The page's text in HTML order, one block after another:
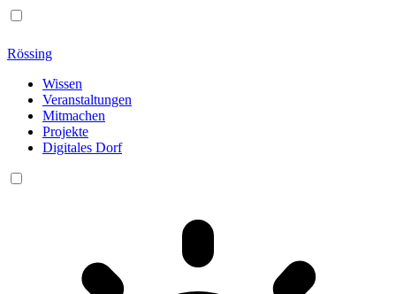
Rössing
Wissen
Veranstaltungen
Mitmachen
Projekte
Digitales Dorf